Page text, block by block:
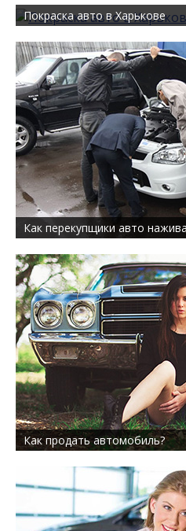
Покраска авто в Харькове
Как перекупщики авто
Как продать автомобиль?